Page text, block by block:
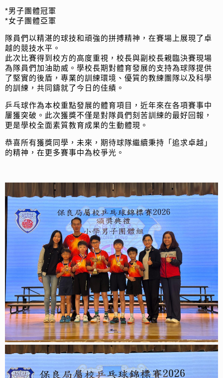
*男子團體冠軍
*女子團體亞軍
隊員們以精湛的球技和頑強的拼搏精神，在賽場上展現了卓
越的競技水平。
此次比賽得到校方的高度重視，校長與副校長親臨決賽現場
為隊員們加油助威。學校長期對體育發展的支持為球隊提供
了堅實的後盾，專業的訓練環境、優質的教練團隊以及科學
的訓練，共同鑄就了今日的佳績。
乒乓球作為本校重點發展的體育項目，近年來在各項賽事中
屢獲突破。此次獲獎不僅是對隊員們刻苦訓練的最好回報，
更是學校全面素質教育成果的生動體現。
恭喜所有獲獎同學，未來，期待球隊繼續秉持「追求卓越」
的精神，在更多賽事中為校爭光。